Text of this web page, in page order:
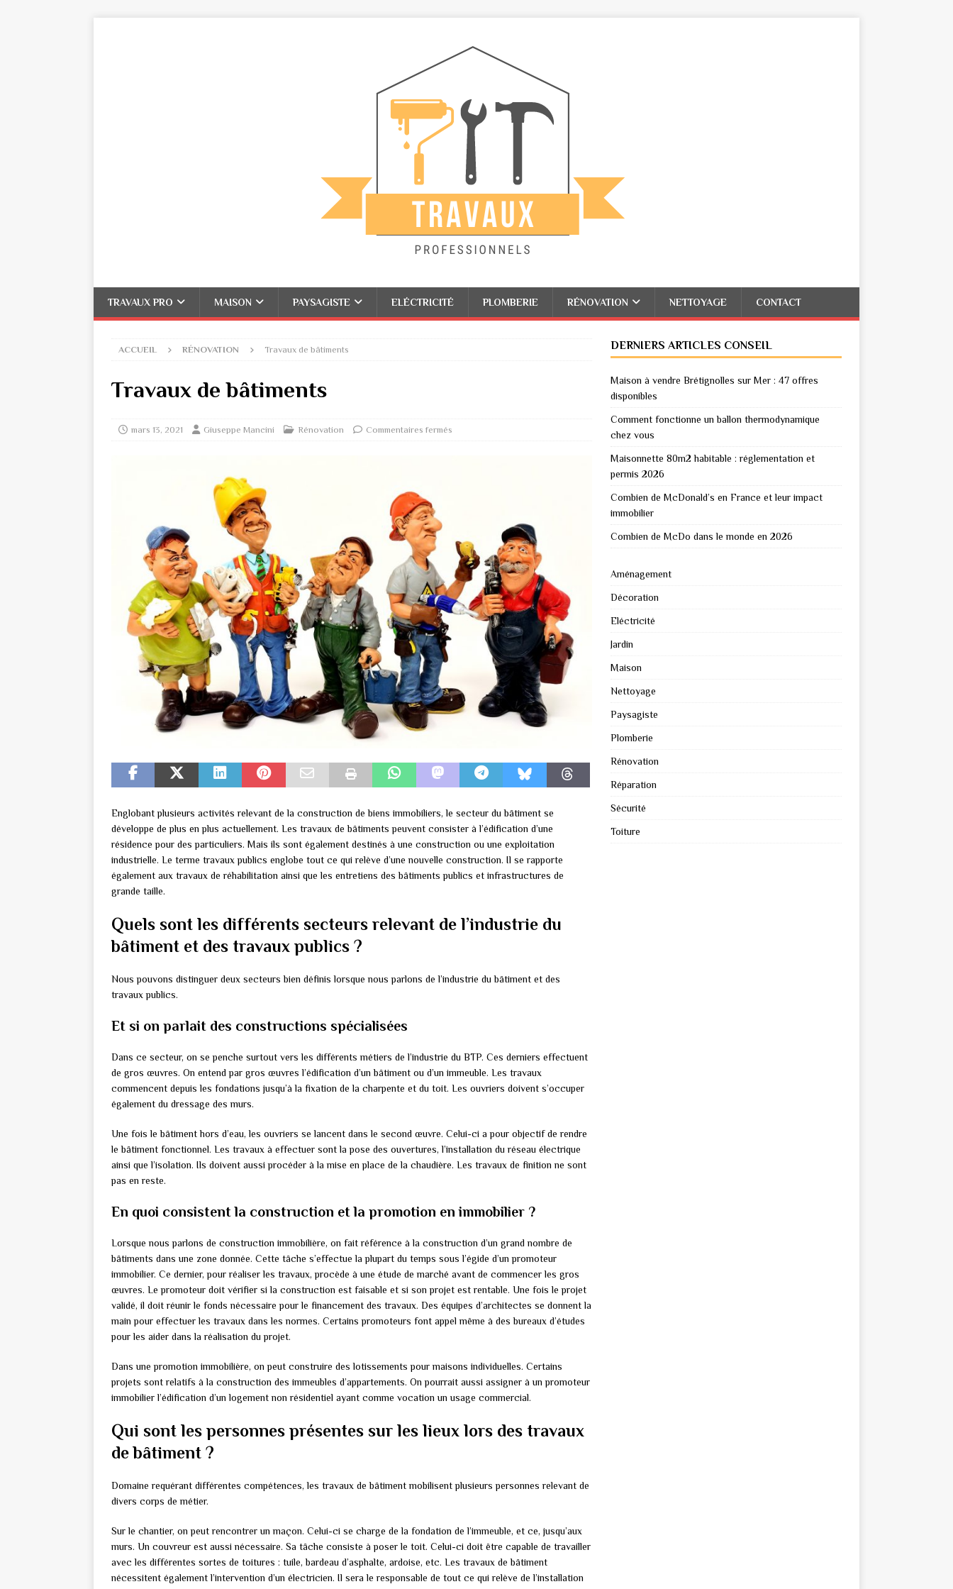
TRAVAUX PRO MAISON PAYSAGISTE ELÉCTRICITÉ PLOMBERIE RÉNOVATION NETTOYAGE CONTACT
ACCUEIL RÉNOVATION Travaux de bâtiments
Travaux de bâtiments
mars 13, 2021 Giuseppe Mancini Rénovation Commentaires fermés
Englobant plusieurs activités relevant de la construction de biens immobiliers, le secteur du bâtiment se
développe de plus en plus actuellement. Les travaux de bâtiments peuvent consister à l’édification d’une
résidence pour des particuliers. Mais ils sont également destinés à une construction ou une exploitation
industrielle. Le terme travaux publics englobe tout ce qui relève d’une nouvelle construction. Il se rapporte
également aux travaux de réhabilitation ainsi que les entretiens des bâtiments publics et infrastructures de
grande taille.
Quels sont les différents secteurs relevant de l’industrie du
bâtiment et des travaux publics ?
Nous pouvons distinguer deux secteurs bien définis lorsque nous parlons de l’industrie du bâtiment et des
travaux publics.
Et si on parlait des constructions spécialisées
Dans ce secteur, on se penche surtout vers les différents métiers de l’industrie du BTP. Ces derniers effectuent
de gros œuvres. On entend par gros œuvres l’édification d’un bâtiment ou d’un immeuble. Les travaux
commencent depuis les fondations jusqu’à la fixation de la charpente et du toit. Les ouvriers doivent s’occuper
également du dressage des murs.
Une fois le bâtiment hors d’eau, les ouvriers se lancent dans le second œuvre. Celui-ci a pour objectif de rendre
le bâtiment fonctionnel. Les travaux à effectuer sont la pose des ouvertures, l’installation du réseau électrique
ainsi que l’isolation. Ils doivent aussi procéder à la mise en place de la chaudière. Les travaux de finition ne sont
pas en reste.
En quoi consistent la construction et la promotion en immobilier ?
Lorsque nous parlons de construction immobilière, on fait référence à la construction d’un grand nombre de
bâtiments dans une zone donnée. Cette tâche s’effectue la plupart du temps sous l’égide d’un promoteur
immobilier. Ce dernier, pour réaliser les travaux, procède à une étude de marché avant de commencer les gros
œuvres. Le promoteur doit vérifier si la construction est faisable et si son projet est rentable. Une fois le projet
validé, il doit réunir le fonds nécessaire pour le financement des travaux. Des équipes d’architectes se donnent la
main pour effectuer les travaux dans les normes. Certains promoteurs font appel même à des bureaux d’études
pour les aider dans la réalisation du projet.
Dans une promotion immobilière, on peut construire des lotissements pour maisons individuelles. Certains
projets sont relatifs à la construction des immeubles d’appartements. On pourrait aussi assigner à un promoteur
immobilier l’édification d’un logement non résidentiel ayant comme vocation un usage commercial.
Qui sont les personnes présentes sur les lieux lors des travaux
de bâtiment ?
Domaine requérant différentes compétences, les travaux de bâtiment mobilisent plusieurs personnes relevant de
divers corps de métier.
Sur le chantier, on peut rencontrer un maçon. Celui-ci se charge de la fondation de l’immeuble, et ce, jusqu’aux
murs. Un couvreur est aussi nécessaire. Sa tâche consiste à poser le toit. Celui-ci doit être capable de travailler
avec les différentes sortes de toitures : tuile, bardeau d’asphalte, ardoise, etc. Les travaux de bâtiment
nécessitent également l’intervention d’un électricien. Il sera le responsable de tout ce qui relève de l’installation
DERNIERS ARTICLES CONSEIL
Maison à vendre Brétignolles sur Mer : 47 offres
disponibles
Comment fonctionne un ballon thermodynamique
chez vous
Maisonnette 80m2 habitable : réglementation et
permis 2026
Combien de McDonald’s en France et leur impact
immobilier
Combien de McDo dans le monde en 2026
Aménagement
Décoration
Eléctricité
Jardin
Maison
Nettoyage
Paysagiste
Plomberie
Rénovation
Réparation
Sécurité
Toiture